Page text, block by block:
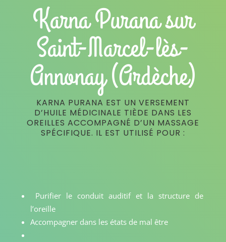
Karna Purana sur
Saint-Marcel-lès-
Annonay (Ardèche)
KARNA PURANA EST UN VERSEMENT
D’HUILE MÉDICINALE TIÈDE DANS LES
OREILLES ACCOMPAGNÉ D’UN MASSAGE
SPÉCIFIQUE. IL EST UTILISÉ POUR :
Purifier le conduit auditif et la structure de
l’oreille
Accompagner dans les états de mal être